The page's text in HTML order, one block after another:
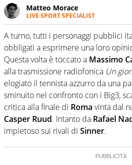
Matteo Morace
LIVE SPORT SPECIALIST
La multimedialità quale
professionale. Ama raccontare
attenzione sul tempo reale: la
sono opinioni ma fatti
A turno, tutti i personaggi pubblici
obbligati a esprimere una loro
Questa volta è toccato a Massimo
alla trasmissione radiofonica Un
elogiato il tennista azzurro da una
sminuito nel confronto con i Big3,
critica alla finale di Roma vinta dal
Casper Ruud. Intanto da Rafael
impietoso sui rivali di Sinner.